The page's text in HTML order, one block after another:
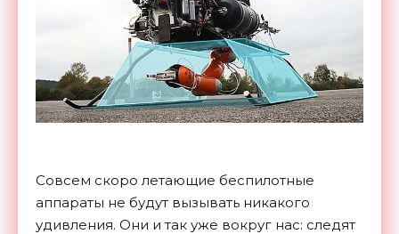
Совсем скоро летающие беспилотные
аппараты не будут вызывать никакого
удивления. Они и так уже вокруг нас: следят